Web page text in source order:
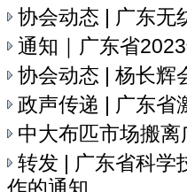
协会动态 | ​广东无
通知｜广东省
协会动态 | 杨长辉
政声传递 | 广东省
中大布匹市场搬
转发 | 广东省科学